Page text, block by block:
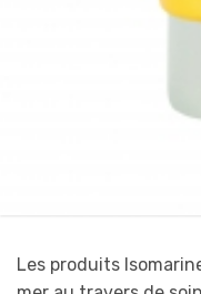
Les produits